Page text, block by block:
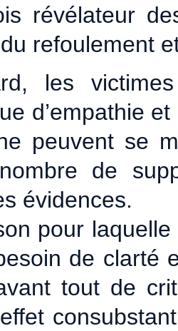
révélateur
refoulement
les
d’empathie
peuvent se
de
évidences.
pour
de clarté
tout de